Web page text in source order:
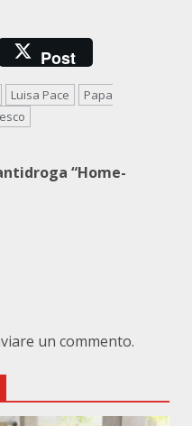
Post
Luisa Pace
Papa
“Home-
un commento.